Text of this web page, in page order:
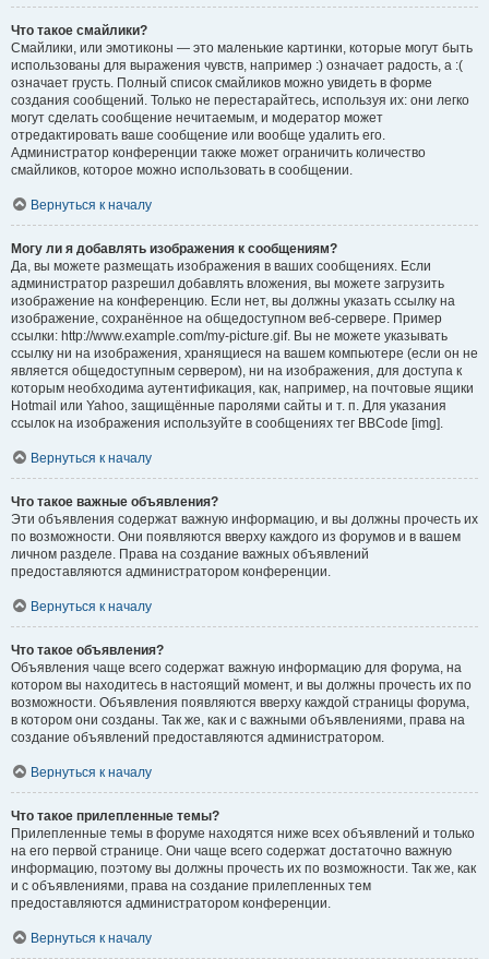
Что такое смайлики?
Смайлики, или эмотиконы — это маленькие картинки, которые могут быть
использованы для выражения чувств, например :) означает радость, а :(
означает грусть. Полный список смайликов можно увидеть в форме
создания сообщений. Только не перестарайтесь, используя их: они легко
могут сделать сообщение нечитаемым, и модератор может
отредактировать ваше сообщение или вообще удалить его.
Администратор конференции также может ограничить количество
смайликов, которое можно использовать в сообщении.
Вернуться к началу
Могу ли я добавлять изображения к сообщениям?
Да, вы можете размещать изображения в ваших сообщениях. Если
администратор разрешил добавлять вложения, вы можете загрузить
изображение на конференцию. Если нет, вы должны указать ссылку на
изображение, сохранённое на общедоступном веб-сервере. Пример
ссылки: http://www.example.com/my-picture.gif. Вы не можете указывать
ссылку ни на изображения, хранящиеся на вашем компьютере (если он не
является общедоступным сервером), ни на изображения, для доступа к
которым необходима аутентификация, как, например, на почтовые ящики
Hotmail или Yahoo, защищённые паролями сайты и т. п. Для указания
ссылок на изображения используйте в сообщениях тег BBCode [img].
Вернуться к началу
Что такое важные объявления?
Эти объявления содержат важную информацию, и вы должны прочесть их
по возможности. Они появляются вверху каждого из форумов и в вашем
личном разделе. Права на создание важных объявлений
предоставляются администратором конференции.
Вернуться к началу
Что такое объявления?
Объявления чаще всего содержат важную информацию для форума, на
котором вы находитесь в настоящий момент, и вы должны прочесть их по
возможности. Объявления появляются вверху каждой страницы форума,
в котором они созданы. Так же, как и с важными объявлениями, права на
создание объявлений предоставляются администратором.
Вернуться к началу
Что такое прилепленные темы?
Прилепленные темы в форуме находятся ниже всех объявлений и только
на его первой странице. Они чаще всего содержат достаточно важную
информацию, поэтому вы должны прочесть их по возможности. Так же, как
и с объявлениями, права на создание прилепленных тем
предоставляются администратором конференции.
Вернуться к началу